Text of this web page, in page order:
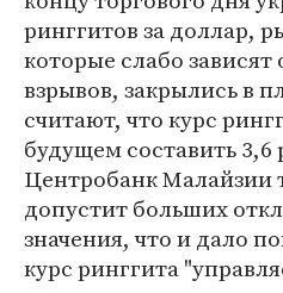
ринггитов за доллар,
которые слабо
взрывов, закрылись в
считают, что курс
будущем составить 3,6
Центробанк Малайзии
допустит больших
значения, что и дало
курс ринггита